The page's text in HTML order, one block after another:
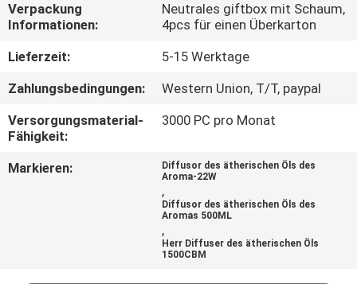
TRETEN
SIE
MIT
IN
VERBINDUNG
Verpackung
Informationen:
Neutrales giftbox mit Schaum,
4pcs für einen Überkarton
Lieferzeit:
5-15 Werktage
Zahlungsbedingungen:
Western Union, T/T, paypal
Versorgungsmaterial-
Fähigkeit:
3000 PC pro Monat
Markieren:
Diffusor des ätherischen Öls des
Aroma-22W
,
Diffusor des ätherischen Öls des
Aromas 500ML
,
Herr Diffuser des ätherischen Öls
1500CBM